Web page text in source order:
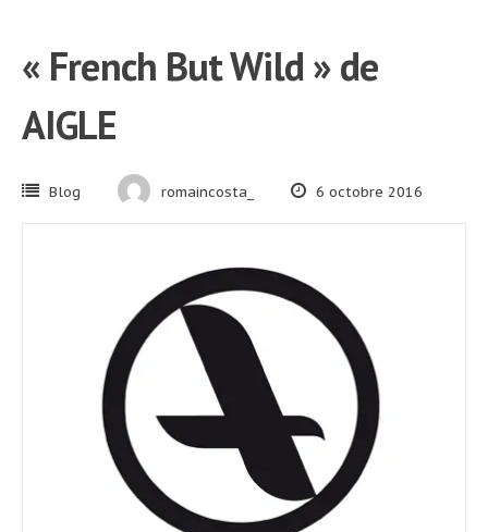
« French But Wild » de
AIGLE
Blog romaincosta_ 6 octobre 2016